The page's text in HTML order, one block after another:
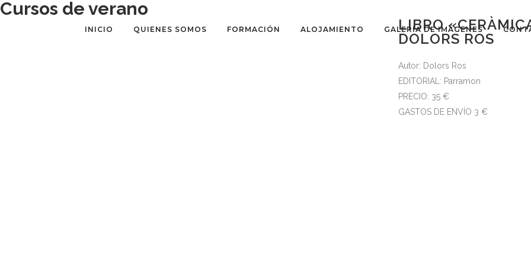
INICIO QUIENES SOMOS FORMACIÓN ALOJAMIENTO GALERÍA DE IMÁGENES
Cursos de verano
LIBRO
DOLORS ROS
Autor: Dolors Ros
EDITORIAL: Parramon
PRECIO: 35 €
GASTOS DE ENVÍO 3 €